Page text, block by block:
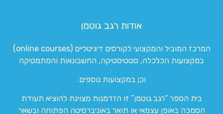
אודות רגב גוטמן
המרכז המוביל והמקצועי לקורסים דיגיטליים (online courses)
במקצועות הכלכלה, סטטיסטיקה, החשבונאות והמתמטיקה
וכן במקצועות נוספים.
בית הספר “רגב גוטמן” זו הזדמנות מצוינת להוציא תעודת
הסמכה באופן עצמאי או תואר באוניברסיטה הפתוחה ובשאר